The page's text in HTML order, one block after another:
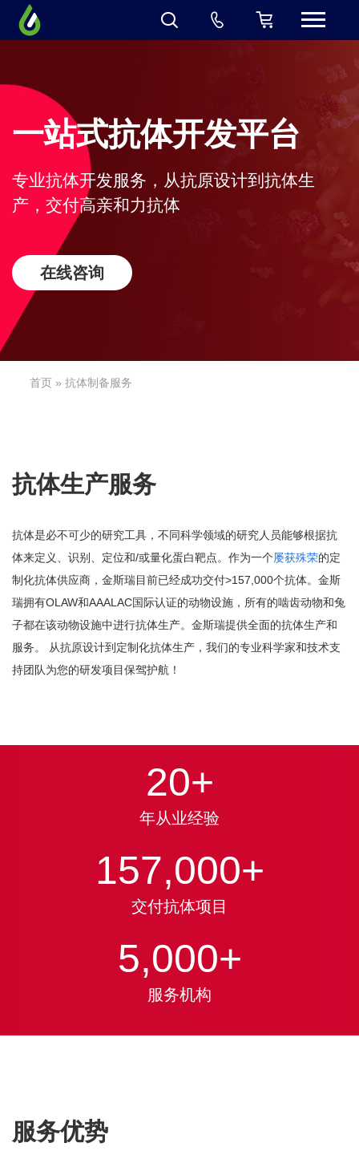
一站式抗体开发平台
专业抗体开发服务，从抗原设计到抗体生
产，交付高亲和力抗体
在线咨询
首页 » 抗体制备服务
抗体生产服务
抗体是必不可少的研究工具，不同科学领域的研究人员能够根据抗
体来定义、识别、定位和/或量化蛋白靶点。作为一个屡获殊荣的定
制化抗体供应商，金斯瑞目前已经成功交付>157,000个抗体。金斯
瑞拥有OLAW和AAALAC国际认证的动物设施，所有的啮齿动物和兔
子都在该动物设施中进行抗体生产。金斯瑞提供全面的抗体生产和
服务。 从抗原设计到定制化抗体生产，我们的专业科学家和技术支
持团队为您的研发项目保驾护航！
20+
年从业经验
157,000+
交付抗体项目
5,000+
服务机构
服务优势